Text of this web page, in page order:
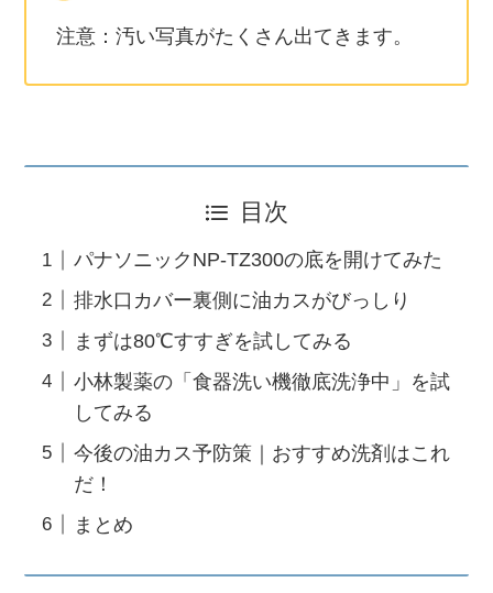
注意：汚い写真がたくさん出てきます。
目次
パナソニックNP-TZ300の底を開けてみた
排水口カバー裏側に油カスがびっしり
まずは80℃すすぎを試してみる
小林製薬の「食器洗い機徹底洗浄中」を試
してみる
今後の油カス予防策｜おすすめ洗剤はこれ
だ！
まとめ